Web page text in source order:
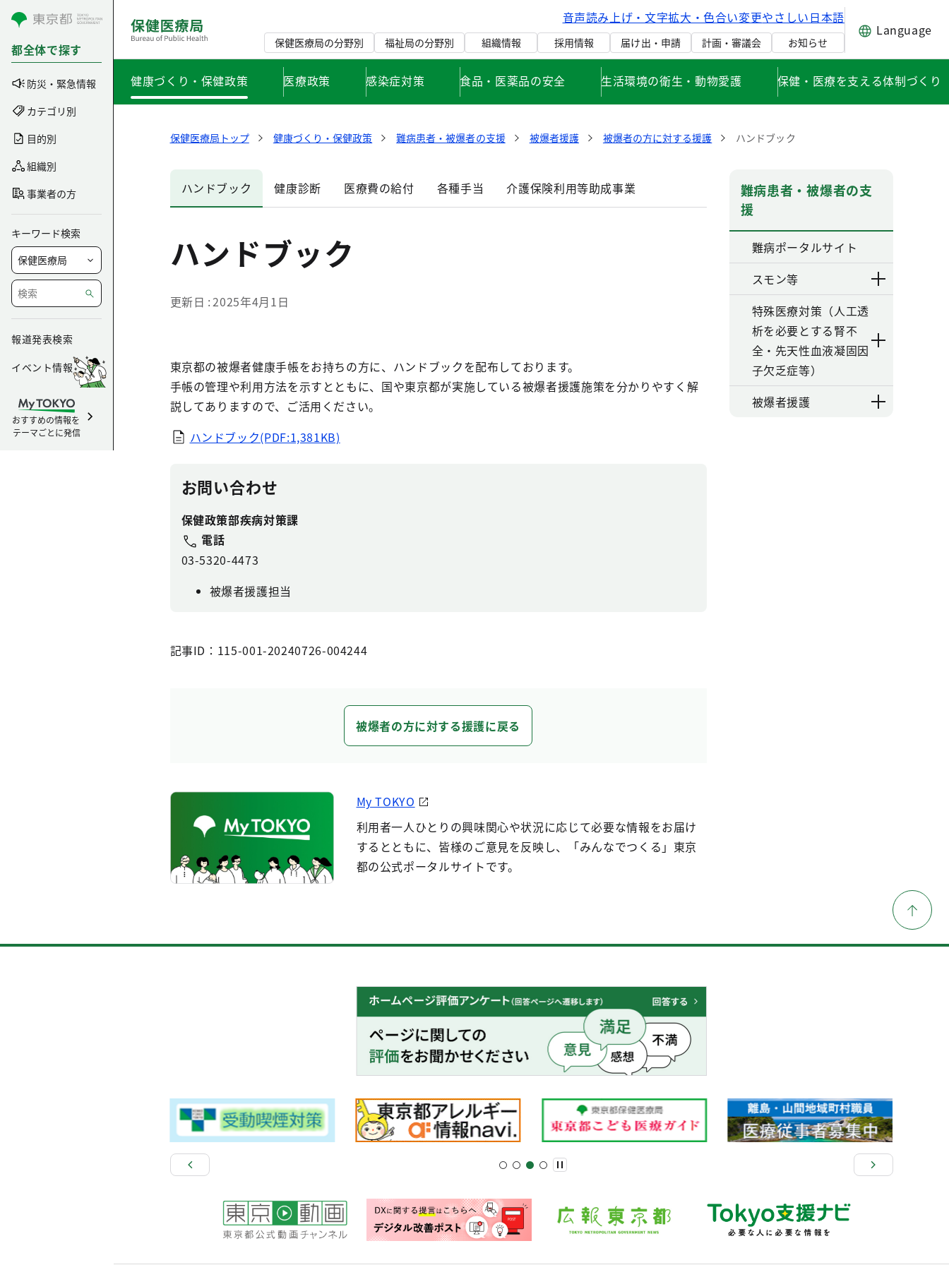
コンテンツにスキップ
都全体で探す
防災・緊急情報
カテゴリ別
目的別
組織別
事業者の方
キーワード検索
報道発表検索
イベント情報
おすすめの情報を
テーマごとに発信
音声読み上げ・文字拡大・色合い変更やさしい日本語
保健医療局の分野別 福祉局の分野別 組織情報 採用情報 届け出・申請 計画・審議会 お知らせ
Language
健康づくり・保健政策 医療政策 感染症対策 食品・医薬品の安全 生活環境の衛生・動物愛護 保健・医療を支える体制づくり
保健医療局トップ 健康づくり・保健政策 難病患者・被爆者の支援 被爆者援護 被爆者の方に対する援護 ハンドブック
ハンドブック 健康診断 医療費の給付 各種手当 介護保険利用等助成事業
ハンドブック
更新日 2025年4月1日
東京都の被爆者健康手帳をお持ちの方に、ハンドブックを配布しております。
手帳の管理や利用方法を示すとともに、国や東京都が実施している被爆者援護施策を分かりやすく解
説してありますので、ご活用ください。
ハンドブック(PDF:1,381KB)
お問い合わせ
保健政策部疾病対策課
電話
03-5320-4473
被爆者援護担当
記事ID：115-001-20240726-004244
被爆者の方に対する援護に戻る
My TOKYO
利用者一人ひとりの興味関心や状況に応じて必要な情報をお届け
するとともに、皆様のご意見を反映し、「みんなでつくる」東京
都の公式ポータルサイトです。
難病患者・被爆者の支
援
難病ポータルサイト
スモン等
特殊医療対策（人工透
析を必要とする腎不
全・先天性血液凝固因
子欠乏症等）
被爆者援護